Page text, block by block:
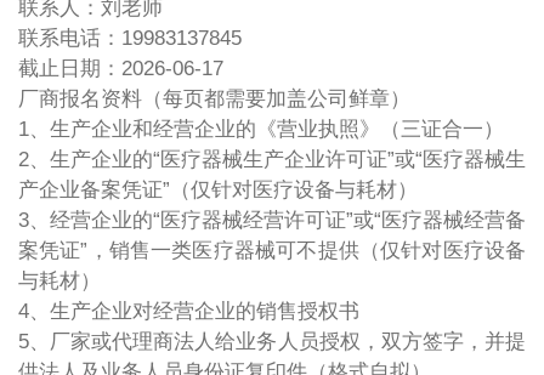
联系人：刘老师
联系电话：19983137845
截止日期：2026-06-17
厂商报名资料（每页都需要加盖公司鲜章）
1、生产企业和经营企业的《营业执照》（三证合一）
2、生产企业的“医疗器械生产企业许可证”或“医疗器械生
产企业备案凭证”（仅针对医疗设备与耗材）
3、经营企业的“医疗器械经营许可证”或“医疗器械经营备
案凭证”，销售一类医疗器械可不提供（仅针对医疗设备
与耗材）
4、生产企业对经营企业的销售授权书
5、厂家或代理商法人给业务人员授权，双方签字，并提